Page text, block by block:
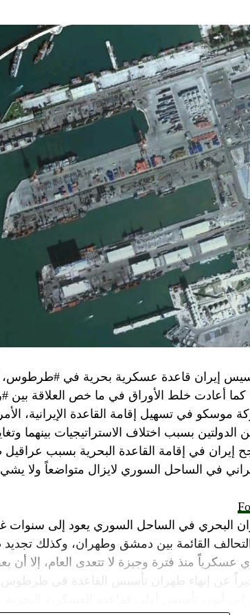
التسلح”.
الكاتب والباحث السياسي الفلسطيني جمال
في المفاوضات وأي حديث من هذا القبيل تجني
هي أن نتنياهو يعرض المجتمع الإسرائيلي والمنطقة
الإطار الرئيسي الذي قدمه جو بايدن وقالت إنها
وقف إطلاق النار مصلحة لفلسطين والمنطقة.
لا يريد السلام في المنطقة، وهو من سمح ببقاء حماس
قدمت لمصر رأيا يقول إنها مستعدة لحكومة وفاق
أن يجري توافق على حكومة وفاق وطني.
يقول أنه لا يوجد سبب أمني للتواجد في محوار فيلادلفيا،
تأسيس إيران قاعدة عسكرية بحرية في #طرطوس،
كما أعادت خلط الأوراق في ما خص العلاقة
موسكو في تسهيل إقامة القاعدة الإيرانية،
الدولتين بسبب اختلاف الاستراتيجيات بينهما
إيران في إقامة القاعدة البحرية بسبب عراقيل
في الساحل السوري لايزال متواضعاً ولا
البحري في الساحل السوري يعود إلى سنوات
التحالف القائمة بين دمشق وطهران، وكذلك
منذ فترة وجيزة لا تتعدى العام، إلا أن
عن إنهاء طهران تأسيس القاعدة في طرطوس.